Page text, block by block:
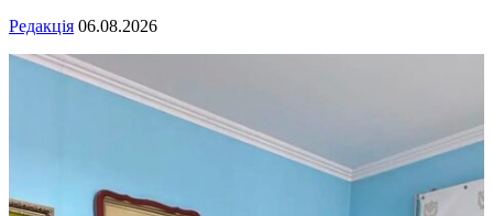
Редакція 06.08.2026